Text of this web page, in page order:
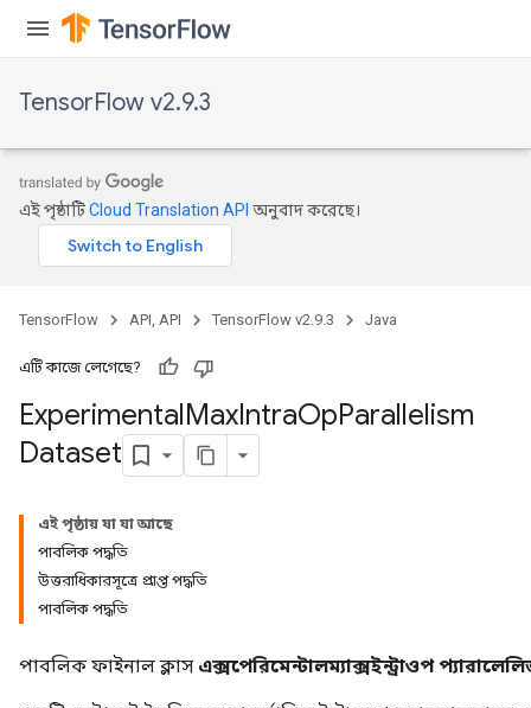
TensorFlow v2.9.3
এই পৃষ্ঠাটিCloud Translation API অনুবাদ করেছে।
TensorFlow API, API TensorFlow v2.9.3 Java
এটি কাজে লেগেছে?
ExperimentalMaxIntraOpParallelism
Dataset
এই পৃষ্ঠায় যা যা আছে
পাবলিক পদ্ধতি
উত্তরাধিকারসূত্রে প্রাপ্ত পদ্ধতি
পাবলিক পদ্ধতি
পাবলিক ফাইনাল ক্লাস এক্সপেরিমেন্টালম্যাক্সইন্ট্রাওপ